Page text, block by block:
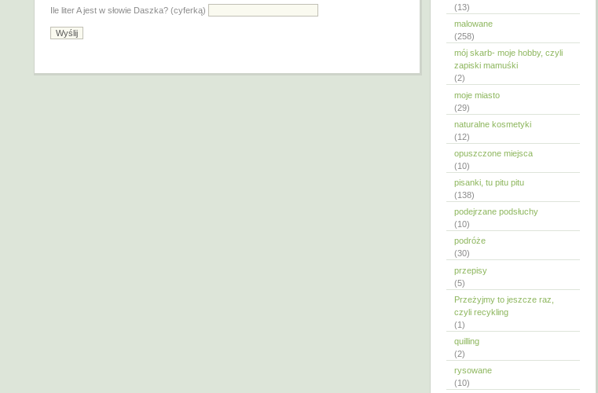
Ile liter A jest w słowie Daszka? (cyferką)
(13)
malowane
(258)
mój skarb- moje hobby, czyli
zapiski mamuśki
(2)
moje miasto
(29)
naturalne kosmetyki
(12)
opuszczone miejsca
(10)
pisanki, tu pitu pitu
(138)
podejrzane podsłuchy
(10)
podróże
(30)
przepisy
(5)
Przeżyjmy to jeszcze raz,
czyli recykling
(1)
quilling
(2)
rysowane
(10)